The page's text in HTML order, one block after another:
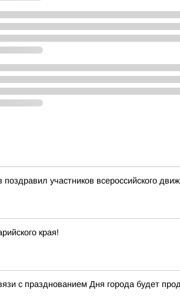
участников всероссийского
края!
с празднованием Дня города будет